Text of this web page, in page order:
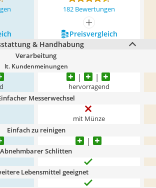
182 Bewertungen
mehr anzeigen
Preis­vergleich
& Handhabung
Verarbeitung
lt. Kundenmeinungen
hervorragend
Messerwechsel
mit Münze
Einfach zu reinigen
Abnehmbarer Schlitten
Lebensmittel geeignet